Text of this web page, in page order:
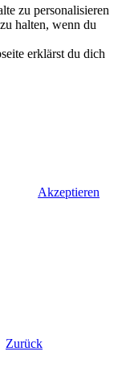
zu personalisieren
halten, wenn du
erklärst du dich
Akzeptieren
Zurück